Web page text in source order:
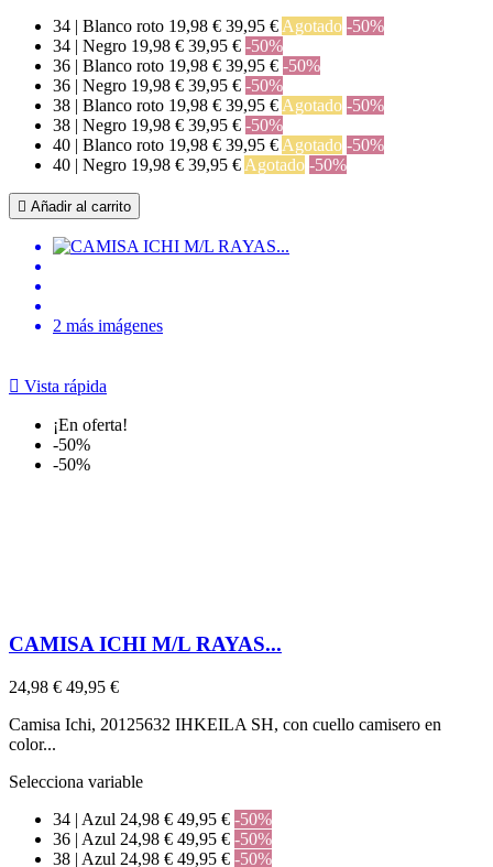
34 | Blanco roto 19,98 € 39,95 € Agotado -50%
34 | Negro 19,98 € 39,95 € -50%
36 | Blanco roto 19,98 € 39,95 € -50%
36 | Negro 19,98 € 39,95 € -50%
38 | Blanco roto 19,98 € 39,95 € Agotado -50%
38 | Negro 19,98 € 39,95 € -50%
40 | Blanco roto 19,98 € 39,95 € Agotado -50%
40 | Negro 19,98 € 39,95 € Agotado -50%
 Añadir al carrito
2 más imágenes
 Vista rápida
¡En oferta!
-50%
-50%
CAMISA ICHI M/L RAYAS...
24,98 € 49,95 €
Camisa Ichi, 20125632 IHKEILA SH, con cuello camisero en
color...
Selecciona variable
34 | Azul 24,98 € 49,95 € -50%
36 | Azul 24,98 € 49,95 € -50%
38 | Azul 24,98 € 49,95 € -50%